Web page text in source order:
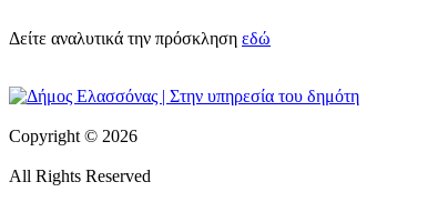
Δείτε αναλυτικά την πρόσκληση εδώ
Copyright © 2026
All Rights Reserved